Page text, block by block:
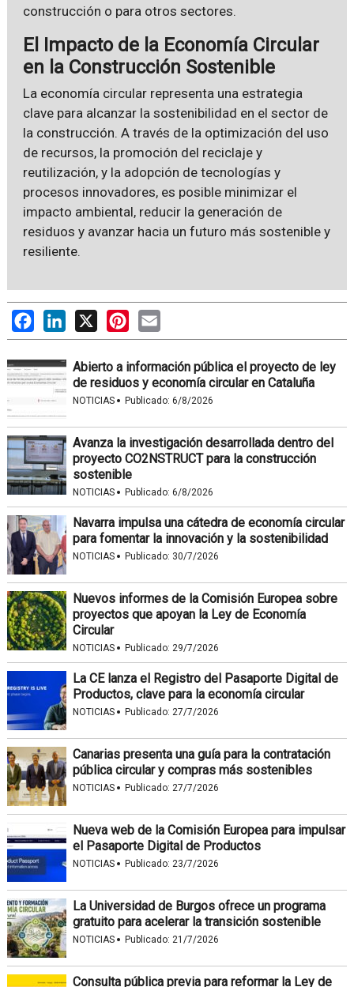
construcción o para otros sectores.
El Impacto de la Economía Circular
en la Construcción Sostenible
La economía circular representa una estrategia
clave para alcanzar la sostenibilidad en el sector de
la construcción. A través de la optimización del uso
de recursos, la promoción del reciclaje y
reutilización, y la adopción de tecnologías y
procesos innovadores, es posible minimizar el
impacto ambiental, reducir la generación de
residuos y avanzar hacia un futuro más sostenible y
resiliente.
FacebookLinkedIn
X PinterestEmail
Abierto a información pública el proyecto de ley
de residuos y economía circular en Cataluña
NOTICIAS · Publicado: 6/8/2026
Avanza la investigación desarrollada dentro del
proyecto CO2NSTRUCT para la construcción
sostenible
NOTICIAS · Publicado: 6/8/2026
Navarra impulsa una cátedra de economía circular
para fomentar la innovación y la sostenibilidad
NOTICIAS · Publicado: 30/7/2026
Nuevos informes de la Comisión Europea sobre
proyectos que apoyan la Ley de Economía
Circular
NOTICIAS · Publicado: 29/7/2026
La CE lanza el Registro del Pasaporte Digital de
Productos, clave para la economía circular
NOTICIAS · Publicado: 27/7/2026
Canarias presenta una guía para la contratación
pública circular y compras más sostenibles
NOTICIAS · Publicado: 27/7/2026
Nueva web de la Comisión Europea para impulsar
el Pasaporte Digital de Productos
NOTICIAS · Publicado: 23/7/2026
La Universidad de Burgos ofrece un programa
gratuito para acelerar la transición sostenible
NOTICIAS · Publicado: 21/7/2026
Consulta pública previa para reformar la Ley de